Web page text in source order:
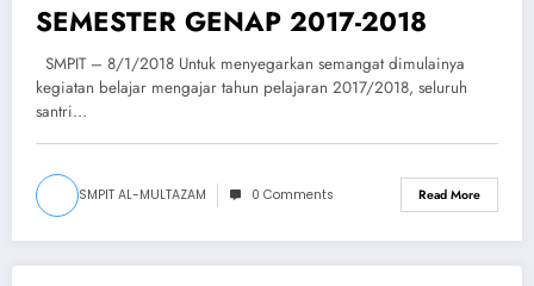
SEMESTER GENAP 2017-2018
SMPIT – 8/1/2018 Untuk menyegarkan semangat dimulainya
kegiatan belajar mengajar tahun pelajaran 2017/2018, seluruh
santri…
SMPIT AL-MULTAZAM 0 Comments Read More